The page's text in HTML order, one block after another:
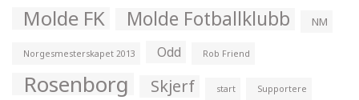
Molde FK Molde Fotballklubb NM
Norgesmesterskapet 2013 Odd Rob Friend
Rosenborg Skjerf start Supportere